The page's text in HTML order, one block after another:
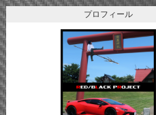
プロフィール